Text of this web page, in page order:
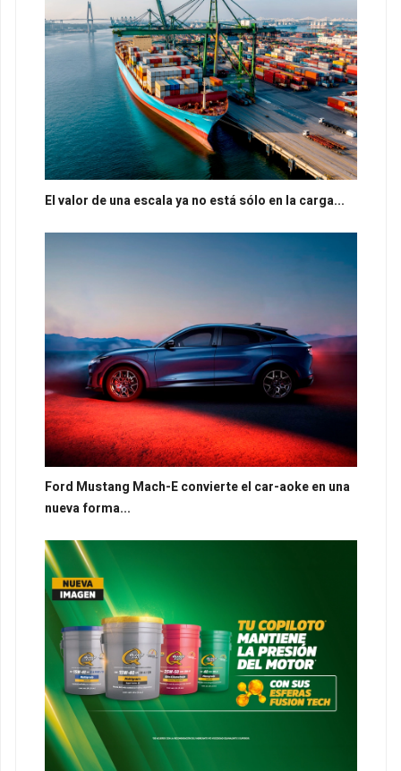
El valor de una escala ya no está sólo en la carga...
Ford Mustang Mach-E convierte el car-aoke en una
nueva forma...